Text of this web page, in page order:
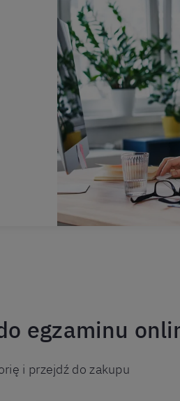
egzaminu
i przejdź do zakupu